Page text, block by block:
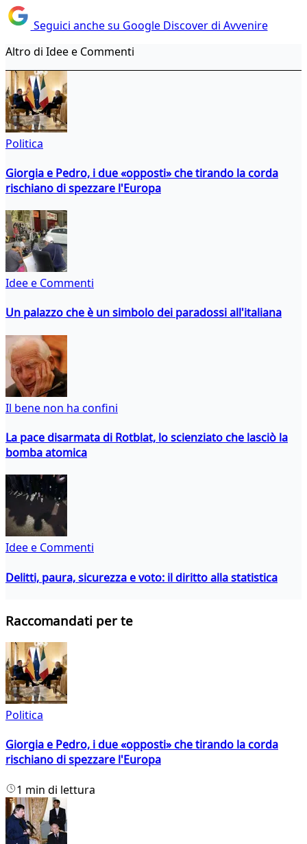
Seguici anche su Google Discover di Avvenire
Altro di Idee e Commenti
Politica
Giorgia e Pedro, i due «opposti» che tirando la corda
rischiano di spezzare l'Europa
Idee e Commenti
Un palazzo che è un simbolo dei paradossi all'italiana
Il bene non ha confini
La pace disarmata di Rotblat, lo scienziato che lasciò la
bomba atomica
Idee e Commenti
Delitti, paura, sicurezza e voto: il diritto alla statistica
Raccomandati per te
Politica
Giorgia e Pedro, i due «opposti» che tirando la corda
rischiano di spezzare l'Europa
1 min di lettura